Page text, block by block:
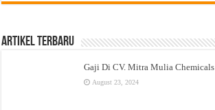
Artikel Terbaru
Gaji Di CV. Mitra Mulia Chemicals
August 23, 2024